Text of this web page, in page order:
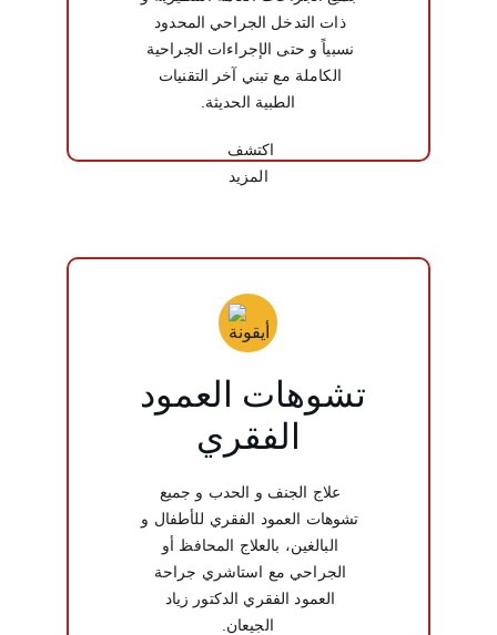
ذات التدخل الجراحي المحدود
نسبياً و حتى الإجراءات الجراحية
الكاملة مع تبني آخر التقنيات
الطبية الحديثة.
تشوهات العمود
الفقري
اكتشف
المزيد
علاج الجنف و الحدب و جميع
تشوهات العمود الفقري للأطفال و
البالغين، بالعلاج المحافظ أو
الجراحي مع استاشري جراحة
العمود الفقري الدكتور زياد
الجيعان.